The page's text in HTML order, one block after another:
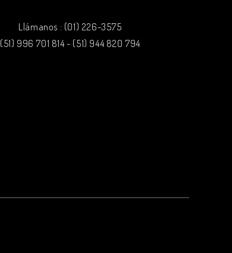
Llámanos : (01) 226-3575
(51) 996 701 814 - (51) 944 820 794